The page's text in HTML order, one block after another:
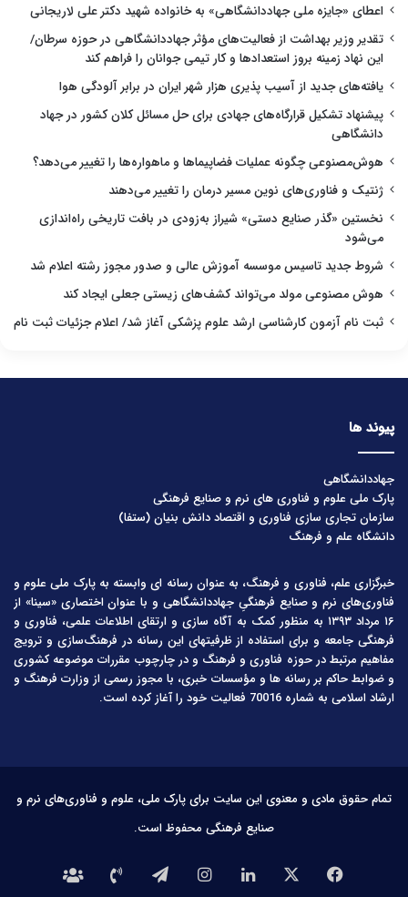
اعطای «جایزه ملی جهاددانشگاهی» به خانواده شهید دکتر علی لاریجانی
تقدیر وزیر بهداشت از فعالیت‌های مؤثر جهاددانشگاهی در حوزه سرطان/
این نهاد زمینه بروز استعدادها و کار تیمی جوانان را فراهم کند
یافته‌های جدید از آسیب پذیری هزار شهر ایران در برابر آلودگی هوا
پیشنهاد تشکیل قرارگاه‌های جهادی برای حل مسائل کلان کشور در جهاد
دانشگاهی
هوش‌مصنوعی چگونه عملیات فضاپیماها و ماهواره‌ها را تغییر می‌دهد؟
ژنتیک و فناوری‌های نوین مسیر درمان را تغییر می‌دهند
نخستین «گذر صنایع دستی» شیراز به‌زودی در بافت تاریخی راه‌اندازی
می‌شود
شروط جدید تاسیس موسسه آموزش عالی و صدور مجوز رشته اعلام شد
هوش مصنوعی مولد می‌تواند کشف‌های زیستی جعلی ایجاد کند
ثبت نام آزمون کارشناسی ارشد علوم پزشکی آغاز شد/ اعلام جزئیات ثبت نام
پیوند ها
جهاددانشگاهی
پارک ملی علوم و فناوری های نرم و صنایع فرهنگی
سازمان تجاری سازی فناوری و اقتصاد دانش بنیان (ستفا)
دانشگاه علم و فرهنگ
خبرگزاری علم، فناوری و فرهنگ، به عنوان رسانه ای وابسته به پارک ملی علوم و
فناوری‌های نرم و صنایع فرهنگیِ جهاددانشگاهی و با عنوان اختصاری «سینا» از
۱۶ مرداد ۱۳۹۳ به منظور کمک به آگاه سازی و ارتقای اطلاعات علمی، فناوری و
فرهنگی جامعه و برای استفاده از ظرفیتهای این رسانه در فرهنگ‌سازی و ترویج
مفاهیم مرتبط در حوزه فناوری و فرهنگ و در چارچوب مقررات موضوعه کشوری
و ضوابط حاکم بر رسانه ها و مؤسسات خبری، با مجوز رسمی از وزارت فرهنگ و
ارشاد اسلامی به شماره 70016 فعالیت خود را آغاز کرده است.
تمام حقوق مادی و معنوی این سایت برای پارک ملی، علوم و فناوری‌های نرم و
صنایع فرهنگی محفوظ است.
فیس لینکدیناینستاگرامتلگرامتماس درباره